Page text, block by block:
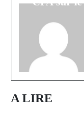
A LIRE